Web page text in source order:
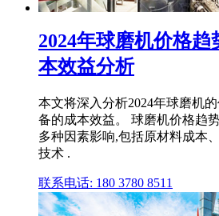
2024年球磨机价格
本效益分析
本文将深入分析2024年球磨机
备的成本效益。 球磨机价格趋
多种因素影响,包括原材料成本
技术 .
联系电话: 180 3780 8511